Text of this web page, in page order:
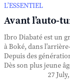
L’ESSENTIEL
Avant l’auto-
Ibro Diabaté est un
à Boké, dans
Depuis des
Dès son plus jeune
27